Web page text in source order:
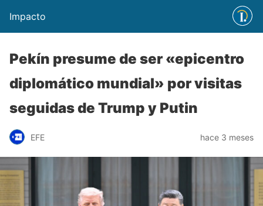
Impacto
Pekín presume de ser «epicentro
diplomático mundial» por visitas
seguidas de Trump y Putin
EFE hace 3 meses